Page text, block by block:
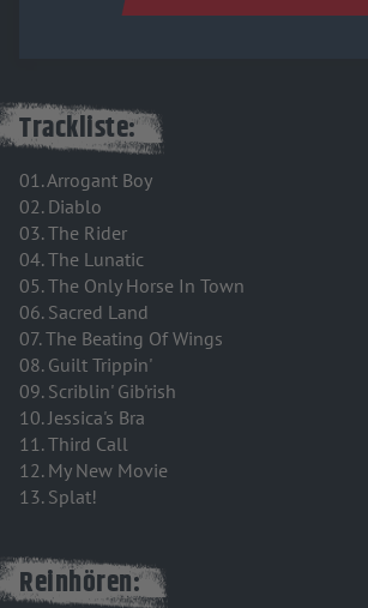
Trackliste:
01. Arrogant Boy
02. Diablo
03. The Rider
04. The Lunatic
05. The Only Horse In Town
06. Sacred Land
07. The Beating Of Wings
08. Guilt Trippin'
09. Scriblin' Gib'rish
10. Jessica's Bra
11. Third Call
12. My New Movie
13. Splat!
Reinhören: